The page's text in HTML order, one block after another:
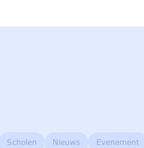
Scholen Nieuws Evenement